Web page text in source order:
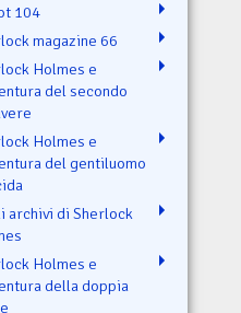
104
magazine 66
Holmes e
del secondo
Holmes e
del gentiluomo
archivi di Sherlock
Holmes e
della doppia